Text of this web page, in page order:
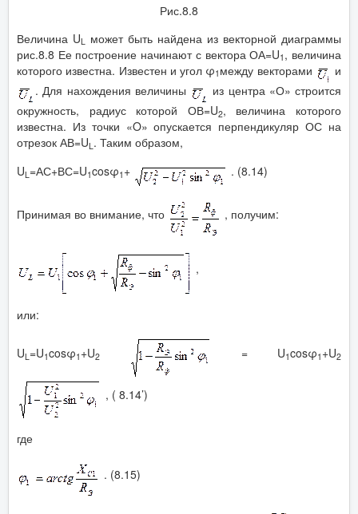
Рис.8.8
Величина UL может быть найдена из векторной диаграммы
рис.8.8 Ее построение начинают с вектора ОА=U1 , величина
которого известна. Известен и угол φ1 между векторами
и
. Для нахождения величины
из центра «О» строится
окружность, радиус которой ОВ=U2, величина которого
известна. Из точки «O» опускается перпендикуляр ОС на
отрезок АВ=UL . Таким образом,
UL=АС+ВС=U1cosφ1 + . (8.14)
Принимая во внимание, что , получим:
,
или:
UL =U1cosφ1 +U2 = U1cosφ1 +U2
, ( 8.14’)
где
. (8.15)